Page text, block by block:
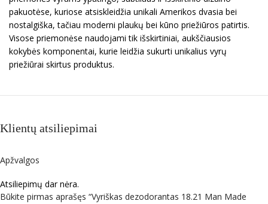
pakuotėse, kuriose atsiskleidžia unikali Amerikos dvasia bei
nostalgiška, tačiau moderni plaukų bei kūno priežiūros patirtis.
Visose priemonėse naudojami tik išskirtiniai, aukščiausios
kokybės komponentai, kurie leidžia sukurti unikalius vyrų
priežiūrai skirtus produktus.
Klientų atsiliepimai
Apžvalgos
Atsiliepimų dar nėra.
Būkite pirmas aprašęs “Vyriškas dezodorantas 18.21 Man Made